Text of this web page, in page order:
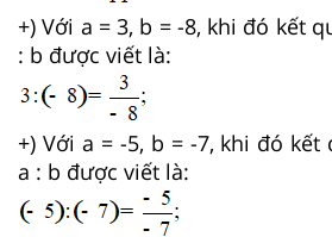
+) Với a = 3, b = -8, khi đó kết
: b được viết là:
+) Với a = -5, b = -7, khi đó
a : b được viết là: